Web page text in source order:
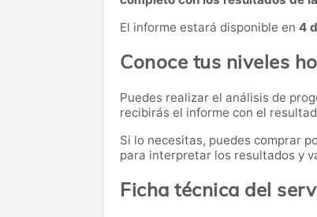
El informe estará disponible en 4
Conoce tus niveles
Puedes realizar el análisis de
recibirás el informe con el
Si lo necesitas, puedes comprar
para interpretar los resultados y
Ficha técnica del